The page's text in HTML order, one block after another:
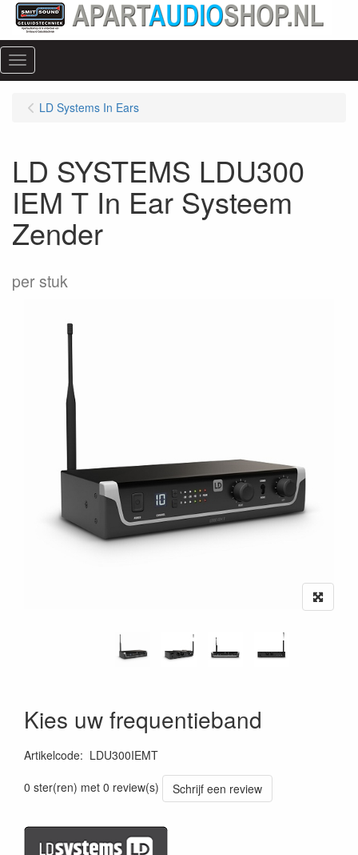
Menu
LD Systems In Ears
LD SYSTEMS LDU300
IEM T In Ear Systeem
Zender
per stuk
Kies uw frequentieband
Artikelcode: LDU300IEMT
0 ster(ren) met 0 review(s)
Schrijf een review